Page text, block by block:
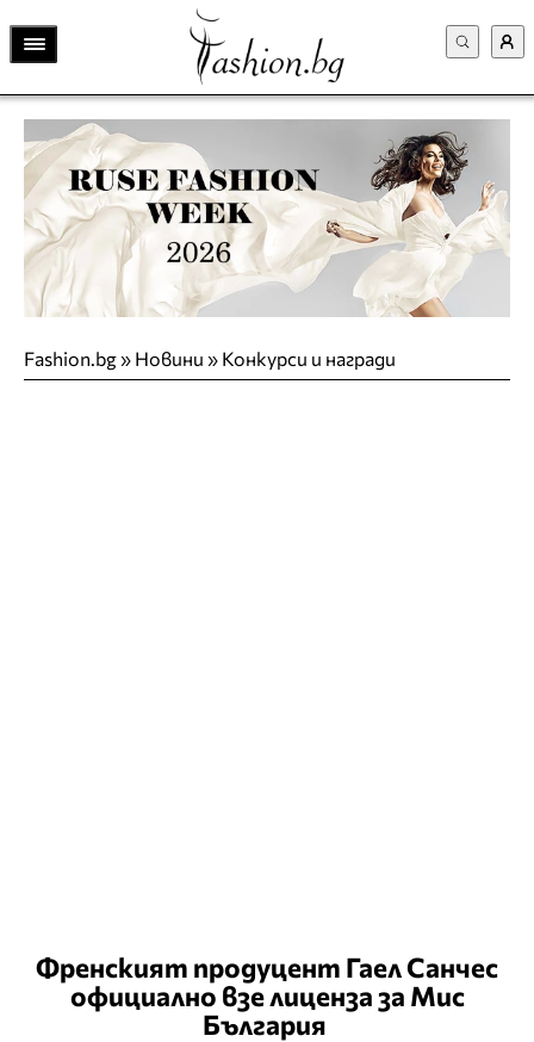
Fashion.bg» Новини » Конкурси и награди
Френският продуцент Гаел Санчес
официално взе лиценза за Мис
България